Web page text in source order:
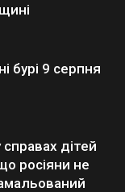
бурі 9 серпня
дітей
росіяни не